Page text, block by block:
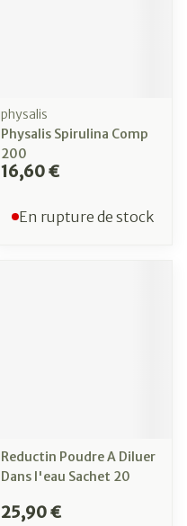
physalis
Physalis Spirulina Comp
200
16,60 €
En rupture de stock
Reductin Poudre A Diluer
Dans l'eau Sachet 20
25,90 €